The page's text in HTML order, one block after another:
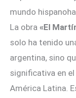
mundo
La obra «El
solo ha tenido
argentina, sino
significativa en
América Latina.